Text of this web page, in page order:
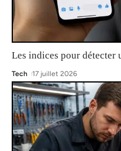
Les indices pour détecter
Tech 17 juillet 2026